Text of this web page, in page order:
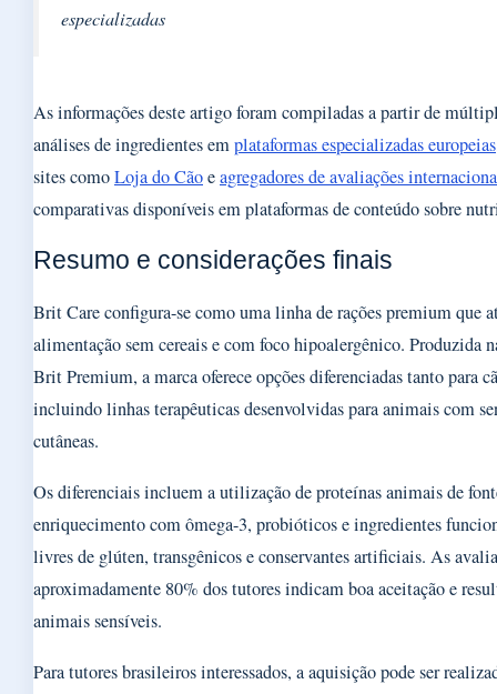
especializadas
As informações deste artigo foram compiladas a partir de
análises de ingredientes emplataformas especializadas europeias
sites comoLoja do Cãoeagregadores de avaliações
comparativas disponíveis em plataformas de conteúdo sobre
Resumo e considerações finais
Brit Care configura-se como uma linha de rações premium que
alimentação sem cereais e com foco hipoalergênico. Produzida
Brit Premium, a marca oferece opções diferenciadas tanto para
incluindo linhas terapêuticas desenvolvidas para animais com
cutâneas.
Os diferenciais incluem a utilização de proteínas animais de
enriquecimento com ômega-3, probióticos e ingredientes
livres de glúten, transgênicos e conservantes artificiais. As
aproximadamente 80% dos tutores indicam boa aceitação e
animais sensíveis.
Para tutores brasileiros interessados, a aquisição pode ser